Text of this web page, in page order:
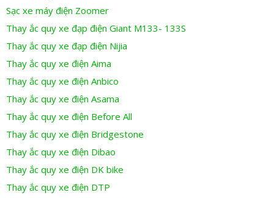
Sạc xe máy điện Zoomer
Thay ắc quy xe đạp điện Giant M133- 133S
Thay ắc quy xe đạp điện Nijia
Thay ắc quy xe điện Aima
Thay ắc quy xe điện Anbico
Thay ắc quy xe điện Asama
Thay ắc quy xe điện Before All
Thay ắc quy xe điện Bridgestone
Thay ắc quy xe điện Dibao
Thay ắc quy xe điện DK bike
Thay ắc quy xe điện DTP